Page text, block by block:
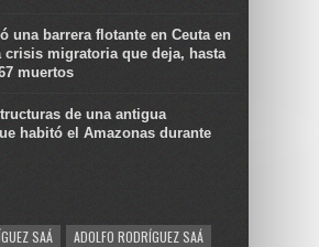
una barrera flotante en Ceuta en
crisis migratoria que deja, hasta
muertos
de una antigua
habitó el Amazonas durante
SAÁ
ADOLFO RODRÍGUEZ SAÁ